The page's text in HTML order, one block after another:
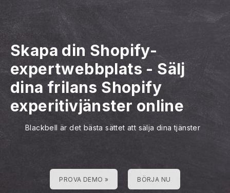
Skapa din Shopify-
expertwebbplats - Sälj
dina frilans Shopify
experitivjänster online
Blackbell är det bästa sättet att sälja dina tjänster
PROVA DEMO » BÖRJA NU